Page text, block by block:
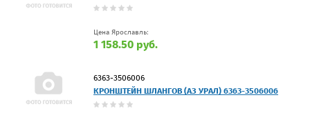
Цена Ярославль:
1 158.50 руб.
6363-3506006
КРОНШТЕЙН ШЛАНГОВ (АЗ УРАЛ) 6363-3506006